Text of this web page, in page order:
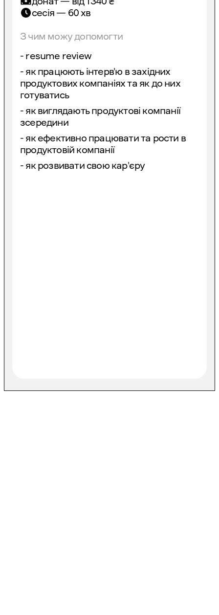
сесія — 60 хв
З чим можу допомогти
- resume review
- як працюють інтерв'ю в західних
продуктових компаніях та як до них
готуватись
- як виглядають продуктові компанії
зсередини
- як ефективно працювати та рости в
продуктовій компанії
- як розвивати свою кар'єру